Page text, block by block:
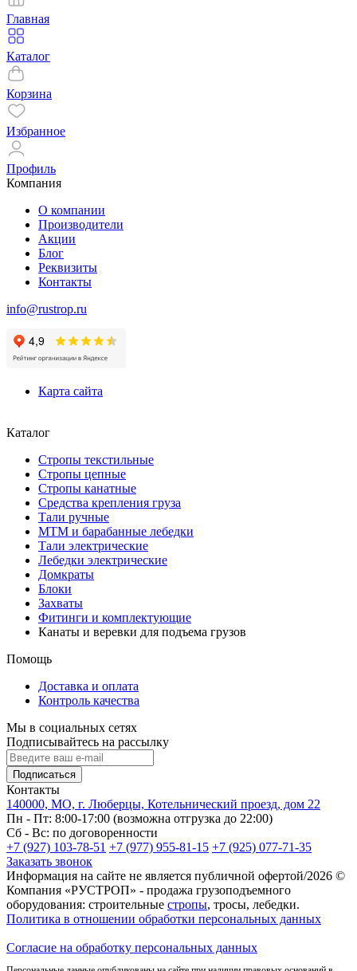
Главная
Каталог
Корзина
Избранное
Профиль
Компания
О компании
Производители
Акции
Блог
Реквизиты
Контакты
info@rustrop.ru
Карта сайта
Каталог
Стропы текстильные
Стропы цепные
Стропы канатные
Средства крепления груза
Тали ручные
МТМ и барабанные лебедки
Тали электрические
Лебедки электрические
Домкраты
Блоки
Захваты
Фитинги и комплектующие
Канаты и веревки для подъема грузов
Помощь
Доставка и оплата
Контроль качества
Мы в социальных сетях
Подписывайтесь на рассылку
Подписаться
Контакты
140000, МО, г. Люберцы, Котельнический проезд, дом 22
Пн - Пт: 8:00-17:00 (возможна отгрузка до 22:00)
Сб - Вс: по договоренности
+7 (927) 103-78-51 +7 (977) 955-81-15 +7 (925) 077-71-35
Заказать звонок
Информация на сайте не является публичной офертой/2026 ©
Компания «РУСТРОП» - продажа грузоподъемного
оборудования: строительные стропы, тросы, лебедки.
Политика в отношении обработки персональных данных
Согласие на обработку персональных данных